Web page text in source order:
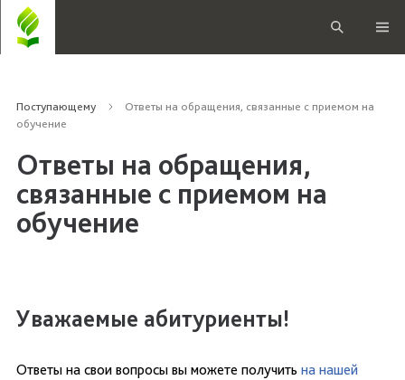
Поступающему
Ответы на обращения, связанные с приемом на
обучение
Ответы на обращения,
связанные с приемом на
обучение
Уважаемые абитуриенты!
Ответы на свои вопросы вы можете получить на нашей